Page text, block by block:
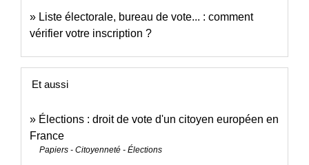
Liste électorale, bureau de vote... : comment
vérifier votre inscription ?
Et aussi
Élections : droit de vote d'un citoyen européen en
France
Papiers - Citoyenneté - Élections